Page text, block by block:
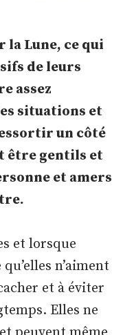
la Lune, ce qui
de leurs
assez
situations et
un côté
être gentils et
et amers
et lorsque
n’aiment
et à éviter
Elles ne